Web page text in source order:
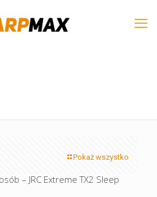
Pokaż wszystko
– JRC Extreme TX2 Sleep